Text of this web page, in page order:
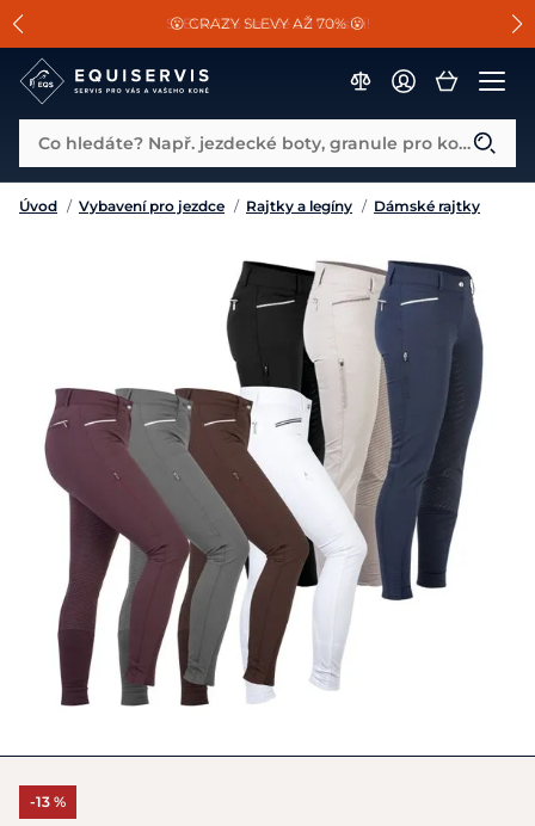
SLEVA 13% na vše od Cassini!
😮 CRAZY SLEVY AŽ 70% 😮
📐Pasování a doplňky k vybraným sedlům ZDARMA 🐴
Co hledáte? Např. jezdecké boty, granule pro koně...
Úvod / Vybavení pro jezdce / Rajtky a legíny / Dámské rajtky
-13 %